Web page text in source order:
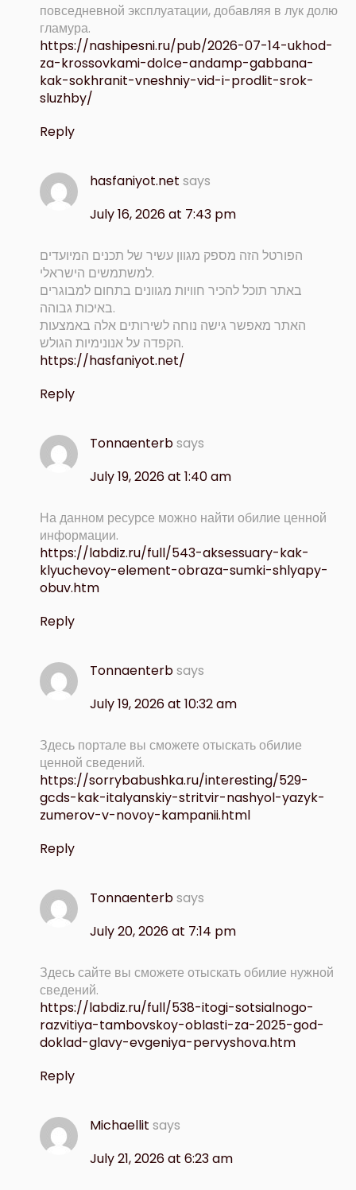
повседневной эксплуатации, добавляя в лук долю
гламура.
https://nashipesni.ru/pub/2026-07-14-ukhod-
za-krossovkami-dolce-andamp-gabbana-
kak-sokhranit-vneshniy-vid-i-prodlit-srok-
sluzhby/
Reply
hasfaniyot.net says
July 16, 2026 at 7:43 pm
הפורטל הזה מספק מגוון עשיר של תכנים המיועדים
למשתמשים הישראלי.
באתר תוכל להכיר חוויות מגוונים בתחום למבוגרים
באיכות גבוהה.
האתר מאפשר גישה נוחה לשירותים אלה באמצעות
הקפדה על אנונימיות הגולש.
https://hasfaniyot.net/
Reply
Tonnaenterbsays
July 19, 2026 at 1:40 am
На данном ресурсе можно найти обилие ценной
информации.
https://labdiz.ru/full/543-aksessuary-kak-
klyuchevoy-element-obraza-sumki-shlyapy-
obuv.htm
Reply
Tonnaenterbsays
July 19, 2026 at 10:32 am
Здесь портале вы сможете отыскать обилие
ценной сведений.
https://sorrybabushka.ru/interesting/529-
gcds-kak-italyanskiy-stritvir-nashyol-yazyk-
zumerov-v-novoy-kampanii.html
Reply
Tonnaenterbsays
July 20, 2026 at 7:14 pm
Здесь сайте вы сможете отыскать обилие нужной
сведений.
https://labdiz.ru/full/538-itogi-sotsialnogo-
razvitiya-tambovskoy-oblasti-za-2025-god-
doklad-glavy-evgeniya-pervyshova.htm
Reply
Michaellit says
July 21, 2026 at 6:23 am